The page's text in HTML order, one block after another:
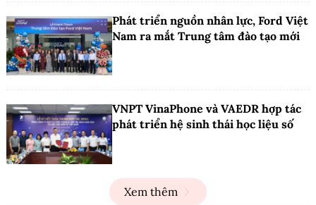
Phát triển nguồn nhân lực, Ford Việt
Nam ra mắt Trung tâm đào tạo mới
VNPT VinaPhone và VAEDR hợp tác
phát triển hệ sinh thái học liệu số
Xem thêm